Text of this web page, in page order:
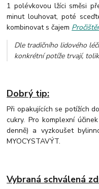
1 polévkovou lžíci směsi
minut louhovat, poté
kombinovat s čajem
Dle tradičního lidového
konkrétní potíže trvají,
Dobrý tip:
Při opakujících se potížích
cukry. Pro komplexní
denně) a vyzkoušet
MYOCYSTAVÝT.
Vybraná schválená